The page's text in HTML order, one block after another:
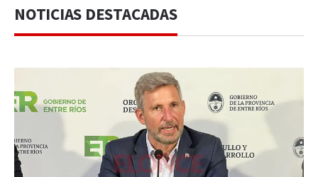
NOTICIAS DESTACADAS